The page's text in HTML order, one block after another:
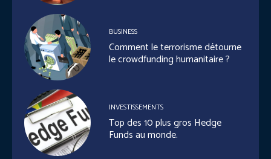
BUSINESS
Comment le terrorisme détourne
le crowdfunding humanitaire ?
INVESTISSEMENTS
Top des 10 plus gros Hedge
Funds au monde.